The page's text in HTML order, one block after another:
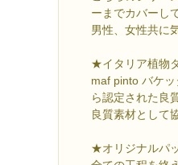
ーまでカバーし
男性、女性共に
★イタリア植物
maf pinto バケ
ら認定された良
良質素材として
★オリジナルパ